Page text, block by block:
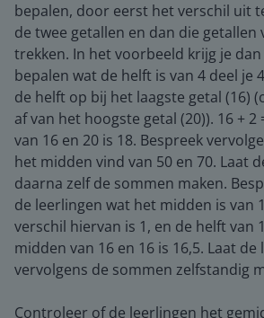
bepalen, door eerst het verschil uit
de twee getallen en dan die getallen
trekken. In het voorbeeld krijg je dan
bepalen wat de helft is van 4 deel je
de helft op bij het laagste getal (16)
af van het hoogste getal (20)). 16 + 2
van 16 en 20 is 18. Bespreek
het midden vind van 50 en 70. Laat
daarna zelf de sommen maken.
de leerlingen wat het midden is van
verschil hiervan is 1, en de helft van
midden van 16 en 16 is 16,5. Laat de
vervolgens de sommen zelfstandig
Controleer of de leerlingen het